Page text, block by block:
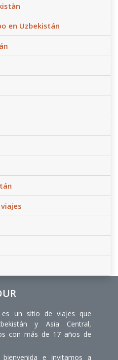
en Uzbekistán
es un sitio de viajes que
y Asia Central,
con más de 17 años de
e invitamos a